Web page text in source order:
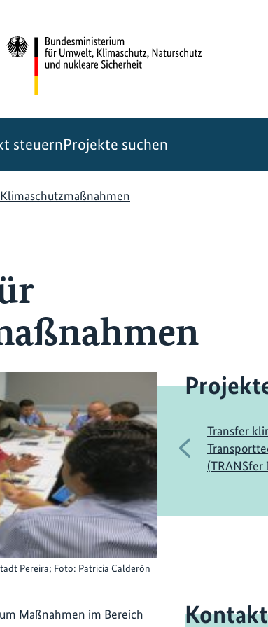
steuernProjekte suchen
Pereira; Foto: Patricia Calderón
Maßnahmen im Bereich
Vorherige
Transfer
(TRANSfer
Kontakt